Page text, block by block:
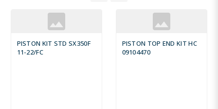
PISTON KIT STD SX350F
11-22/FC
PISTON TOP END KIT HC
09104470